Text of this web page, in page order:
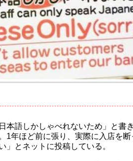
語しかしゃべれないため」と書
1年ほど前に張り、実際に入店を
」とネットに投稿している。